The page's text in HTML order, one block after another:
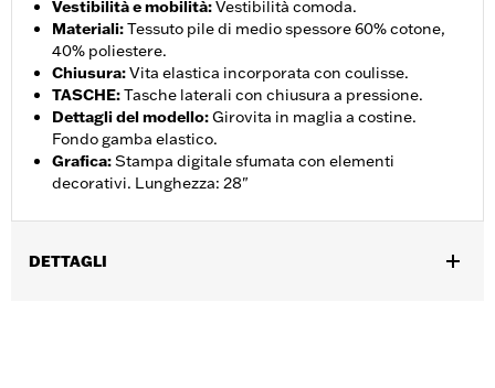
Vestibilità e mobilità:Vestibilità comoda.
Materiali:Tessuto pile di medio spessore 60% cotone,
40% poliestere.
Chiusura:Vita elastica incorporata con coulisse.
TASCHE:Tasche laterali con chiusura a pressione.
Dettagli del modello:Girovita in maglia a costine.
Fondo gamba elastico.
Grafica:Stampa digitale sfumata con elementi
decorativi. Lunghezza: 28"
DETTAGLI